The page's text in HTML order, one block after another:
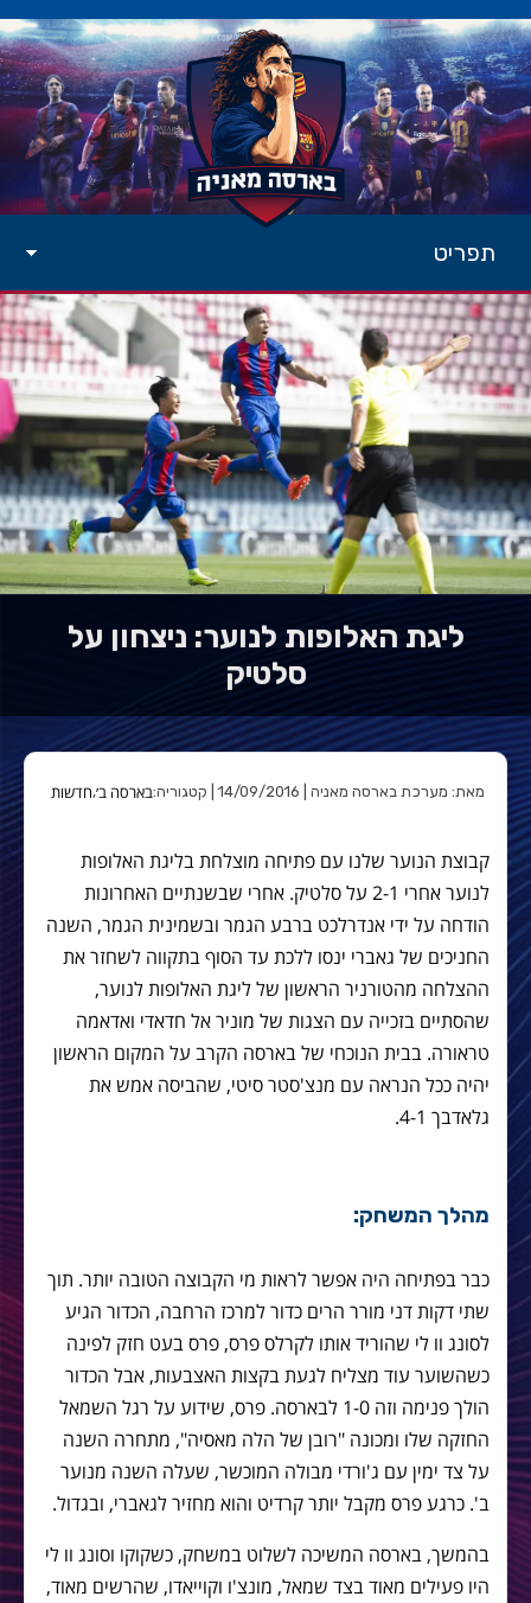
תפריט
ליגת האלופות לנוער: ניצחון על
סלטיק
מאת: מערכת בארסה מאניה | 14/09/2016 | קטגוריה: בארסה ב׳,חדשות
קבוצת הנוער שלנו עם פתיחה מוצלחת בליגת האלופות
לנוער אחרי 2-1 על סלטיק. אחרי שבשנתיים האחרונות
הודחה על ידי אנדרלכט ברבע הגמר ובשמינית הגמר, השנה
החניכים של גאברי ינסו ללכת עד הסוף בתקווה לשחזר את
ההצלחה מהטורניר הראשון של ליגת האלופות לנוער,
שהסתיים בזכייה עם הצגות של מוניר אל חדאדי ואדאמה
טראורה. בבית הנוכחי של בארסה הקרב על המקום הראשון
יהיה ככל הנראה עם מנצ'סטר סיטי, שהביסה אמש את
גלאדבך 4-1.
מהלך המשחק:
כבר בפתיחה היה אפשר לראות מי הקבוצה הטובה יותר. תוך
שתי דקות דני מורר הרים כדור למרכז הרחבה, הכדור הגיע
לסונג וו לי שהוריד אותו לקרלס פרס, פרס בעט חזק לפינה
כשהשוער עוד מצליח לגעת בקצות האצבעות, אבל הכדור
הולך פנימה וזה 1-0 לבארסה. פרס, שידוע על רגל השמאל
החזקה שלו ומכונה "רובן של הלה מאסיה", מתחרה השנה
על צד ימין עם ג'ורדי מבולה המוכשר, שעלה השנה מנוער
ב'. כרגע פרס מקבל יותר קרדיט והוא מחזיר לגאברי, ובגדול.
בהמשך, בארסה המשיכה לשלוט במשחק, כשקוקו וסונג וו לי
היו פעילים מאוד בצד שמאל, מונצ'ו וקוייאדו, שהרשים מאוד,